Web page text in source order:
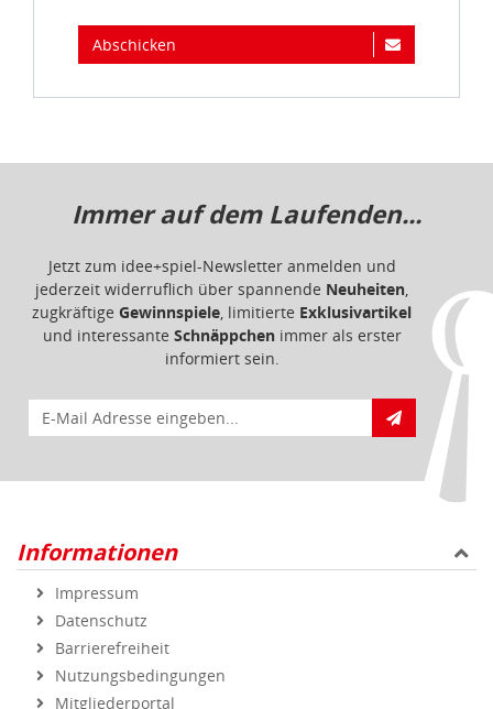
Abschicken
Immer auf dem Laufenden...
Jetzt zum idee+spiel-Newsletter anmelden und
jederzeit widerruflich über spannende Neuheiten,
zugkräftige Gewinnspiele, limitierte Exklusivartikel
und interessante Schnäppchenimmer als erster
informiert sein.
E-Mail für Newsletteranmeldung
Informationen
Impressum
Datenschutz
Barrierefreiheit
Nutzungsbedingungen
Mitgliederportal